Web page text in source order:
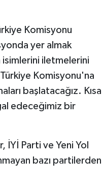
Komisyonu
yer almak
iletmelerini
Komisyonu'na
başlatacağız. Kısa
edeceğimiz bir
Parti ve Yeni Yol
bazı partilerden